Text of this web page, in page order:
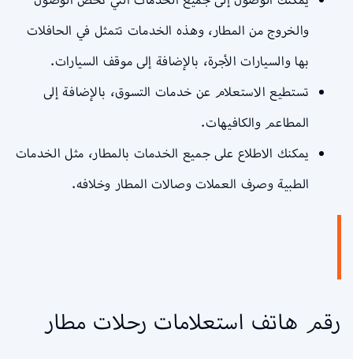
والخروج من المطار، وهذه الخدمات تتمثل في الحافلات
بها والسيارات الأجرة، بالإضافة إلى موقف السيارات.
تستطيع الاستعلام عن خدمات التسوق، بالإضافة إلى
المطاعم والكافيهات.
يمكنك الاطلاع على جميع الخدمات بالمطار، مثل الخدمات
الطبية وصرف العملات وصالات المطار وخلافه.
رقم هاتف استعلامات رحلات مطار